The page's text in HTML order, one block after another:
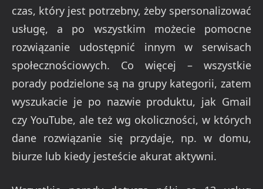
czas, który jest potrzebny, żeby spersonalizować
usługę, a po wszystkim możecie pomocne
rozwiązanie udostępnić innym w serwisach
społecznościowych. Co więcej – wszystkie
porady podzielone są na grupy kategorii, zatem
wyszukacie je po nazwie produktu, jak Gmail
czy YouTube, ale też wg okoliczności, w których
dane rozwiązanie się przydaje, np. w domu,
biurze lub kiedy jesteście akurat aktywni.